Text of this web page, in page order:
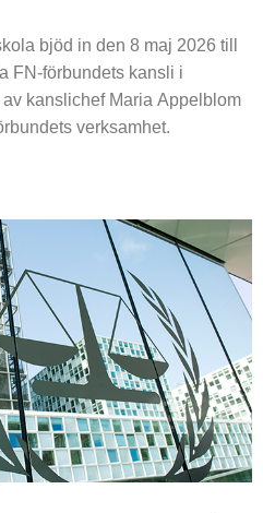
bjöd in den 8 maj 2026 till
FN-förbundets kansli i
kanslichef Maria Appelblom
verksamhet.